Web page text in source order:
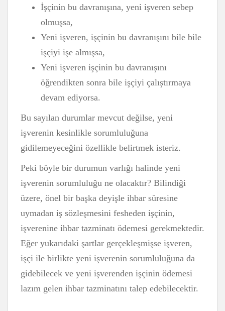
İşçinin bu davranışına, yeni işveren sebep
olmuşsa,
Yeni işveren, işçinin bu davranışını bile bile
işçiyi işe almışsa,
Yeni işveren işçinin bu davranışını
öğrendikten sonra bile işçiyi çalıştırmaya
devam ediyorsa.
Bu sayılan durumlar mevcut değilse, yeni
işverenin kesinlikle sorumluluğuna
gidilemeyeceğini özellikle belirtmek isteriz.
Peki böyle bir durumun varlığı halinde yeni
işverenin sorumluluğu ne olacaktır? Bilindiği
üzere, önel bir başka deyişle ihbar süresine
uymadan iş sözleşmesini fesheden işçinin,
işverenine ihbar tazminatı ödemesi gerekmektedir.
Eğer yukarıdaki şartlar gerçekleşmişse işveren,
işçi ile birlikte yeni işverenin sorumluluğuna da
gidebilecek ve yeni işverenden işçinin ödemesi
lazım gelen ihbar tazminatını talep edebilecektir.